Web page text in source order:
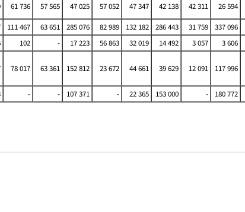
61 736 57 565 47 025 57 052 47 347 42 138 42 311
26 594
111 467 63 651 285 076 82 989 132 182 286 443 31 759
337 096
102 - 17 223 56 863 32 019 14 492 3 057
3 606
78 017 63 361 152 812 23 672 44 661 39 629 12 091 117 996
- - 107 371 - 22 365 153 000 - 180 772